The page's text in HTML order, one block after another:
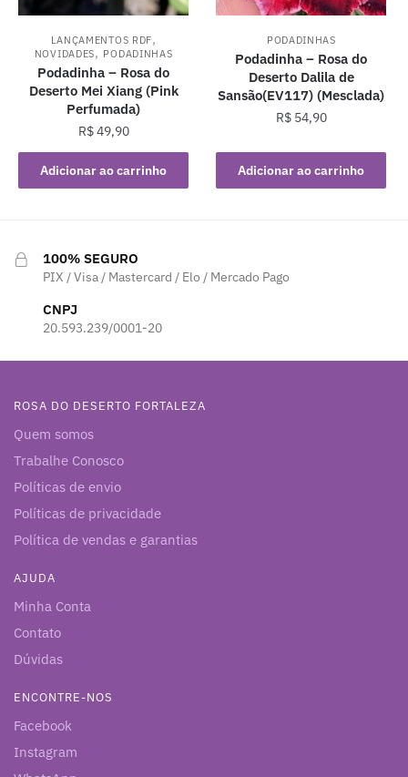
LANÇAMENTOS RDF,
NOVIDADES, PODADINHAS
Podadinha – Rosa do
Deserto Mei Xiang (Pink
Perfumada)
R$49,90
Adicionar ao carrinho
PODADINHAS
Podadinha – Rosa do
Deserto Dalila de
Sansão(EV117) (Mesclada)
R$54,90
Adicionar ao carrinho
100% SEGURO
PIX / Visa / Mastercard / Elo / Mercado Pago
CNPJ
20.593.239/0001-20
ROSA DO DESERTO FORTALEZA
Quem somos
Trabalhe Conosco
Políticas de envio
Políticas de privacidade
Política de vendas e garantias
AJUDA
Minha Conta
Contato
Dúvidas
ENCONTRE-NOS
Facebook
Instagram